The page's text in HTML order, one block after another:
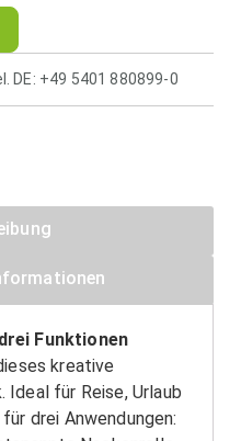
DE: +49 5401 880899-0
Funktionen
kreative
Ideal für Reise, Urlaub
drei Anwendungen: